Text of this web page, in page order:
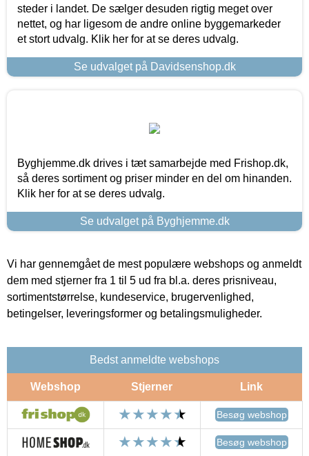
steder i landet. De sælger desuden rigtig meget over
nettet, og har ligesom de andre online byggemarkeder
et stort udvalg. Klik her for at se deres udvalg.
Se udvalget på Davidsenshop.dk
Byghjemme.dk drives i tæt samarbejde med Frishop.dk,
så deres sortiment og priser minder en del om hinanden.
Klik her for at se deres udvalg.
Se udvalget på Byghjemme.dk
Vi har gennemgået de mest populære webshops og anmeldt
dem med stjerner fra 1 til 5 ud fra bl.a. deres prisniveau,
sortimentstørrelse, kundeservice, brugervenlighed,
betingelser, leveringsformer og betalingsmuligheder.
Bedst anmeldte webshops
Webshop Stjerner Link
Besøg webshop
Besøg webshop